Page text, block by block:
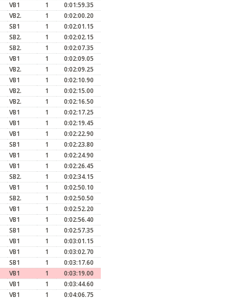
VB1 1
0:01:59.35
VB2. 1
0:02:00.20
SB1 1
0:02:01.15
SB2. 1
0:02:02.15
SB2. 1
0:02:07.35
VB1 1
0:02:09.05
VB2. 1
0:02:09.25
VB1 1
0:02:10.90
VB2. 1
0:02:15.00
VB2. 1
0:02:16.50
VB1 1
0:02:17.25
VB1 1
0:02:19.45
VB1 1
0:02:22.90
SB1 1
0:02:23.80
VB1 1
0:02:24.90
VB1 1
0:02:26.45
SB2. 1
0:02:34.15
VB1 1
0:02:50.10
SB2. 1
0:02:50.50
VB1 1
0:02:52.20
VB1 1
0:02:56.40
SB1 1
0:02:57.35
VB1 1
0:03:01.15
VB1 1
0:03:02.70
SB1 1
0:03:17.60
VB1 1
0:03:19.00
VB1 1
0:03:44.60
VB1 1 0:04:06.75